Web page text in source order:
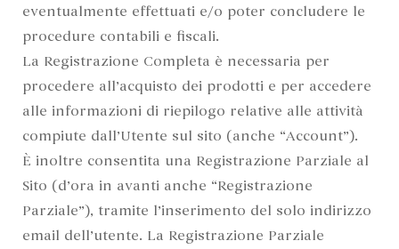
eventualmente effettuati e/o poter concludere le
procedure contabili e fiscali.
La Registrazione Completa è necessaria per
procedere all’acquisto dei prodotti e per accedere
alle informazioni di riepilogo relative alle attività
compiute dall’Utente sul sito (anche “Account”).
È inoltre consentita una Registrazione Parziale al
Sito (d’ora in avanti anche “Registrazione
Parziale”), tramite l’inserimento del solo indirizzo
email dell’utente. La Registrazione Parziale